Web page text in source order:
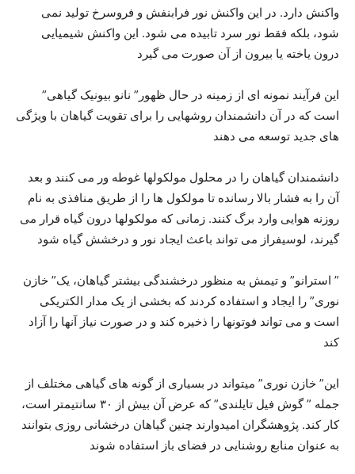
واکنش دارد. در این واکنش نور فرابنفش و فروسرخ تولید نمی
شود، بلکه فقط نور سرد تابیده می شود. این واکنش شیمیایی
درون یاخته یا بیرون از آن صورت می گیرد
این فرآیند نمونه ای از زمینه در حال ظهور” نانو بیونیک گیاهی”
است که در آن دانشمندان روشهایی را برای تقویت گیاهان با ویژگی
های جدید توسعه می دهند
دانشمندان گیاهان را در محلول مولکولها غوطه ور می کنند و بعد
آن را به فشار بالا رسانده تا مولکول ها را از طریق منافذی به نام
روزنه هوایی وارد برگ کنند. زمانی که مولکولها درون گیاه قرار می
گیرند، لوسیفراز می تواند باعث ایجاد نور و درخشش گیاه شود
” استرانو” و تیمش به منظور درخشندگی بیشتر گیاهان، یک” خازن
نوری” را ایجاد و استفاده کردند که بخشی از یک مدار الکتریکی
است و می تواند فوتونها را ذخیره کند و در صورت نیاز آنها را آزاد
کند
این” خازن نوری” میتواند در بسیاری از گونه های گیاهی مختلف از
جمله ” گوش فیل تایلندی” که عرض آن بیش از ۳۰ سانتیمتر است،
کار کند. پژوهشگران امیدوارند چنین گیاهان درخشانی روزی بتوانند
به عنوان منابع روشنایی در فضای باز استفاده شوند